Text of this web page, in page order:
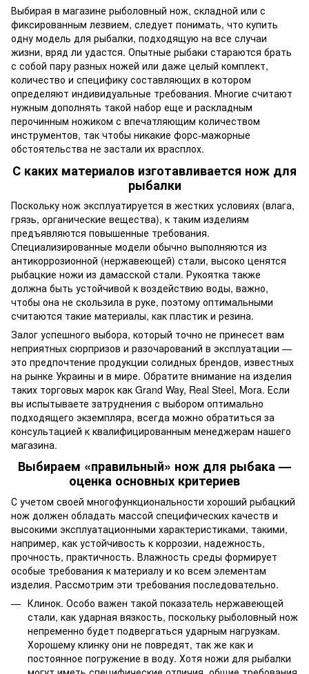
Выбирая в магазине рыболовный нож, складной или с
фиксированным лезвием, следует понимать, что купить
одну модель для рыбалки, подходящую на все случаи
жизни, вряд ли удастся. Опытные рыбаки стараются брать
с собой пару разных ножей или даже целый комплект,
количество и специфику составляющих в котором
определяют индивидуальные требования. Многие считают
нужным дополнять такой набор еще и раскладным
перочинным ножиком с впечатляющим количеством
инструментов, так чтобы никакие форс-мажорные
обстоятельства не застали их врасплох.
С каких материалов изготавливается нож для
рыбалки
Поскольку нож эксплуатируется в жестких условиях (влага,
грязь, органические вещества), к таким изделиям
предъявляются повышенные требования.
Специализированные модели обычно выполняются из
антикоррозионной (нержавеющей) стали, высоко ценятся
рыбацкие ножи из дамасской стали. Рукоятка также
должна быть устойчивой к воздействию воды, важно,
чтобы она не скользила в руке, поэтому оптимальными
считаются такие материалы, как пластик и резина.
Залог успешного выбора, который точно не принесет вам
неприятных сюрпризов и разочарований в эксплуатации —
это предпочтение продукции солидных брендов, известных
на рынке Украины и в мире. Обратите внимание на изделия
таких торговых марок как Grand Way, Real Steel, Mora. Если
вы испытываете затруднения с выбором оптимально
подходящего экземпляра, всегда можно обратиться за
консультацией к квалифицированным менеджерам нашего
магазина.
Выбираем «правильный» нож для рыбака —
оценка основных критериев
С учетом своей многофункциональности хороший рыбацкий
нож должен обладать массой специфических качеств и
высокими эксплуатационными характеристиками, такими,
например, как устойчивость к коррозии, надежность,
прочность, практичность. Влажность среды формирует
особые требования к материалу и ко всем элементам
изделия. Рассмотрим эти требования последовательно.
Клинок. Особо важен такой показатель нержавеющей
стали, как ударная вязкость, поскольку рыболовный нож
непременно будет подвергаться ударным нагрузкам.
Хорошему клинку они не повредят, так же как и
постоянное погружение в воду. Хотя ножи для рыбалки